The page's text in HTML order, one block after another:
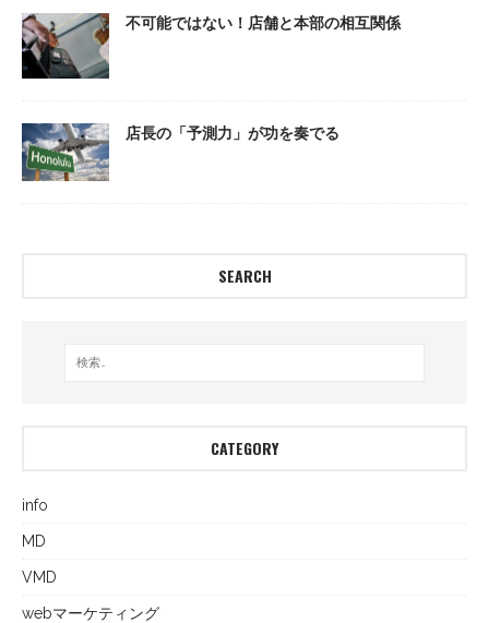
不可能ではない！店舗と本部の相互関係
店長の「予測力」が功を奏でる
SEARCH
CATEGORY
info
MD
VMD
webマーケティング